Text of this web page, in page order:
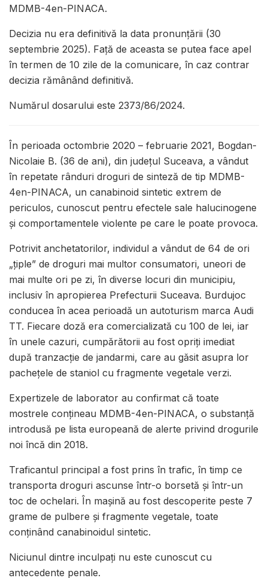
MDMB-4en-PINACA.
Decizia nu era definitivă la data pronunțării (30
septembrie 2025). Față de aceasta se putea face apel
în termen de 10 zile de la comunicare, în caz contrar
decizia rămânând definitivă.
Numărul dosarului este 2373/86/2024.
În perioada octombrie 2020 – februarie 2021, Bogdan-
Nicolaie B. (36 de ani), din județul Suceava, a vândut
în repetate rânduri droguri de sinteză de tip MDMB-
4en-PINACA, un canabinoid sintetic extrem de
periculos, cunoscut pentru efectele sale halucinogene
și comportamentele violente pe care le poate provoca.
Potrivit anchetatorilor, individul a vândut de 64 de ori
„țiple” de droguri mai multor consumatori, uneori de
mai multe ori pe zi, în diverse locuri din municipiu,
inclusiv în apropierea Prefecturii Suceava. Burdujoc
conducea în acea perioadă un autoturism marca Audi
TT. Fiecare doză era comercializată cu 100 de lei, iar
în unele cazuri, cumpărătorii au fost opriți imediat
după tranzacție de jandarmi, care au găsit asupra lor
pachețele de staniol cu fragmente vegetale verzi.
Expertizele de laborator au confirmat că toate
mostrele conțineau MDMB-4en-PINACA, o substanță
introdusă pe lista europeană de alerte privind drogurile
noi încă din 2018.
Traficantul principal a fost prins în trafic, în timp ce
transporta droguri ascunse într-o borsetă și într-un
toc de ochelari. În mașină au fost descoperite peste 7
grame de pulbere și fragmente vegetale, toate
conținând canabinoidul sintetic.
Niciunul dintre inculpați nu este cunoscut cu
antecedente penale.